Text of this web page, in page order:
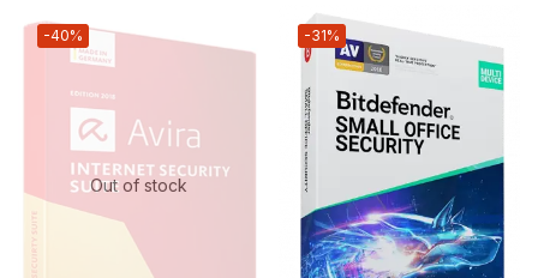
Out of stock
-40% -31%